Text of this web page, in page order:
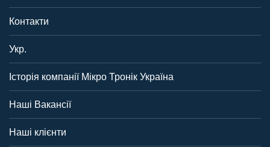
Контакти
Укр.
Історія компанії Мікро Тронік Україна
Наші Вакансії
Наші клієнти